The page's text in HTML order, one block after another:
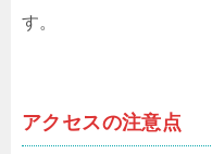
す。
アクセスの注意点